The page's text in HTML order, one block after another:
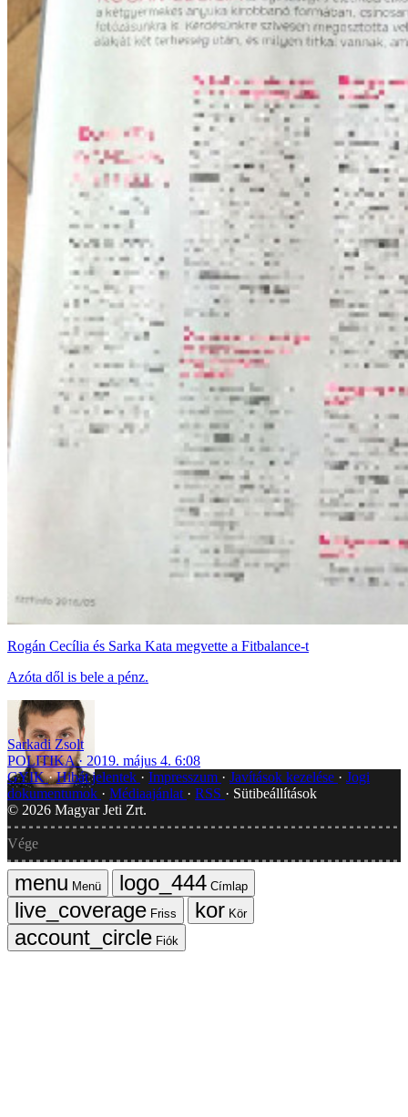
Rogán Cecília és Sarka Kata megvette a Fitbalance-t
Azóta dől is bele a pénz.
Sarkadi Zsolt
POLITIKA
2019. május 4. 6:08
GYIK Hibát jelentek Impresszum Javítások kezelése
Jogi
dokumentumok
Médiaajánlat RSS
Sütibeállítások
© 2026 Magyar Jeti Zrt.
Vége
Menü
Címlap
Friss
Kör
Fiók